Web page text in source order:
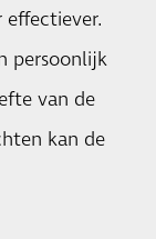
persoonlijk
van de
kan de